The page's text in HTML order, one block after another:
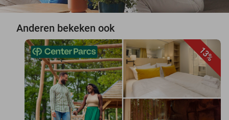
Anderen bekeken ook
13%